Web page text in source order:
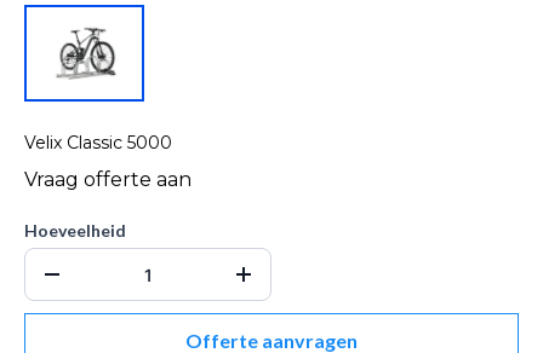
Velix Classic 5000
Hoeveelheid
Offerte aanvragen